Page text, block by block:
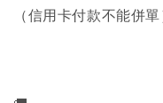
（信用卡付款不能併單